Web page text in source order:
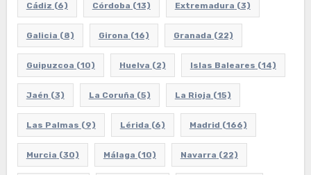
Cádiz (6) Córdoba (13) Extremadura (3)
Galicia (8) Girona (16) Granada (22)
Guipuzcoa (10) Huelva (2) Islas Baleares (14)
Jaén (3) La Coruña (5) La Rioja (15)
Las Palmas (9) Lérida (6) Madrid (166)
Murcia (30) Málaga (10) Navarra (22)